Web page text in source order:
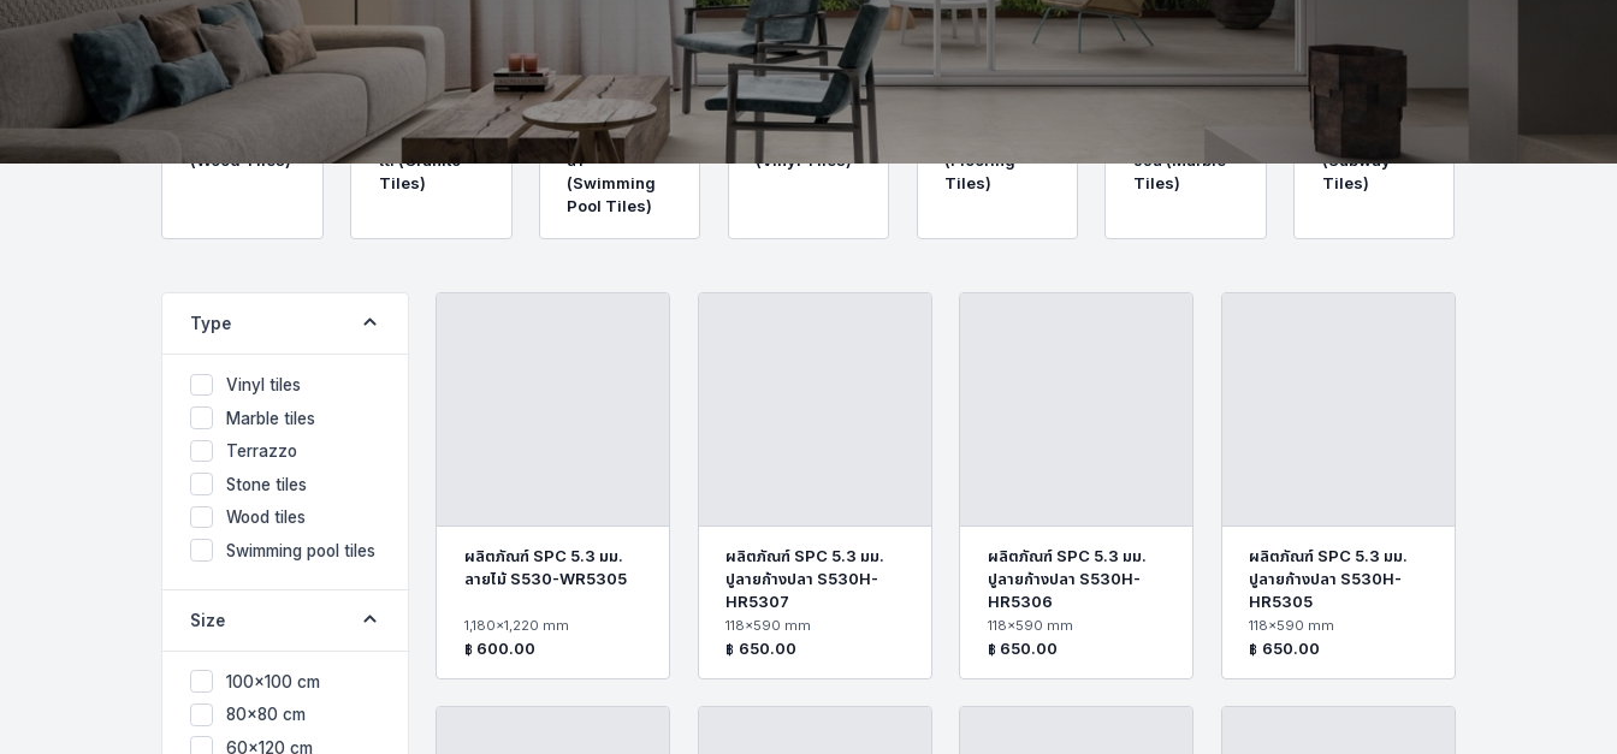
(Wood Tiles)
กระเบื้องแกรนิต
โต้ (Granito
Tiles)
กระเบื้องสระว่าย
น้ำ
(Swimming
Pool Tiles)
กระเบื้องยาง
(Vinyl Tiles)
(Flooring
Tiles)
อ่อน (Marble
Tiles)
(Subway
Tiles)
Type
Vinyl tiles
Marble tiles
Terrazzo
Stone tiles
Wood tiles
Swimming pool tiles
Size
100x100 cm
80x80 cm
60x120 cm
ผลิตภัณฑ์ SPC 5.3 มม.
ลายไม้ S530-WR5305
1,180x1,220 mm
฿ 600.00
ผลิตภัณฑ์ SPC 5.3 มม.
ปูลายก้างปลา S530H-
HR5307
118x590 mm
฿ 650.00
ผลิตภัณฑ์ SPC 5.3 มม.
ปูลายก้างปลา S530H-
HR5306
118x590 mm
฿ 650.00
ผลิตภัณฑ์ SPC 5.3 มม.
ปูลายก้างปลา S530H-
HR5305
118x590 mm
฿ 650.00